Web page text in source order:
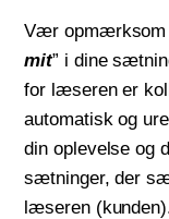
Vær opmærksom
mit” i dine
for læseren er
automatisk og
din oplevelse og
sætninger, der
læseren